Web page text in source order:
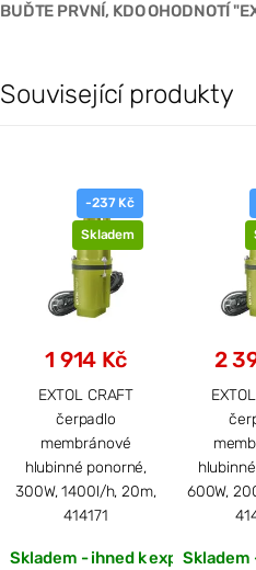
BUĎTE PRVNÍ, KDO OHODNOTÍ
Související produkty
-237 Kč
Skladem
1 914 Kč
EXTOL CRAFT
čerpadlo
membránové
hlubinné ponorné,
300W, 1400l/h, 20m,
414171
Skladem - ihned k expedici
2
600W,
Skladem